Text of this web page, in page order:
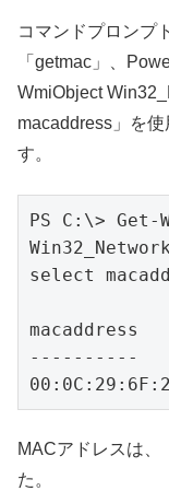
コマンドプロンプ
「getmac」、
WmiObject
macaddress」を
す。
PS C:\> Get-
select
macaddress
----------
MACアドレスは、
た。